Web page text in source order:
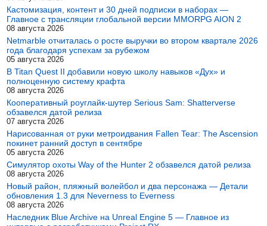
Кастомизация, контент и 30 дней подписки в наборах —
Главное с трансляции глобальной версии MMORPG AION 2
08 августа 2026
Netmarble отчиталась о росте выручки во втором квартале 2026
года благодаря успехам за рубежом
05 августа 2026
В Titan Quest II добавили новую школу навыков «Дух» и
полноценную систему крафта
08 августа 2026
Кооперативный роуглайк-шутер Serious Sam: Shatterverse
обзавелся датой релиза
07 августа 2026
Нарисованная от руки метроидвания Fallen Tear: The Ascension
покинет ранний доступ в сентябре
05 августа 2026
Симулятор охоты Way of the Hunter 2 обзавелся датой релиза
08 августа 2026
Новый район, пляжный волейбол и два персонажа — Детали
обновления 1.3 для Neverness to Everness
08 августа 2026
Наследник Blue Archive на Unreal Engine 5 — Главное из